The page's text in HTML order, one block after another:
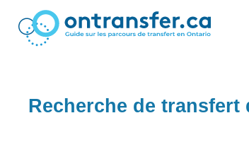
Recherche de transfert